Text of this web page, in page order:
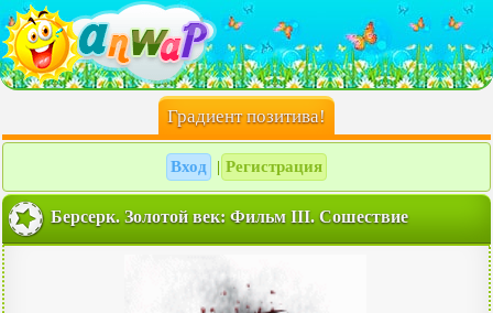
Градиент позитива!
Вход Регистрация
Берсерк. Золотой век: Фильм III. Сошествие